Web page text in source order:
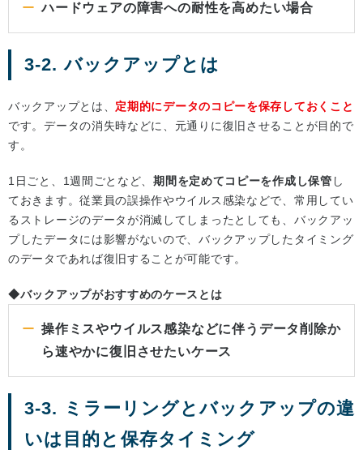
ハードウェアの障害への耐性を高めたい場合
3-2. バックアップとは
バックアップとは、 定期的にデータのコピーを保存しておくこと
です。データの消失時などに、元通りに復旧させることが目的で
す。
1日ごと、1週間ごとなど、期間を定めてコピーを作成し保管 し
ておきます。従業員の誤操作やウイルス感染などで、常用してい
るストレージのデータが消滅してしまったとしても、バックアッ
プしたデータには影響がないので、バックアップしたタイミング
のデータであれば復旧することが可能です。
◆バックアップがおすすめのケースとは
操作ミスやウイルス感染などに伴うデータ削除か
ら速やかに復旧させたいケース
3-3. ミラーリングとバックアップの違
いは目的と保存タイミング